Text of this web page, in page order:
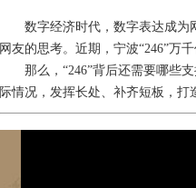
数字经济时代，数字表达成为
网友的思考。近期，宁波“246”万
那么，“246”背后还需要哪些
际情况，发挥长处、补齐短板，打